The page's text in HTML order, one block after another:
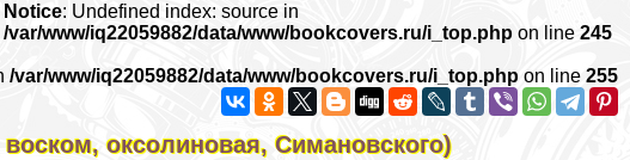
Notice: Undefined index: source in
/var/www/iq22059882/data/www/bookcovers.ru/i_top.php on line245
/var/www/iq22059882/data/www/bookcovers.ru/i_top.php on line 255
оксолиновая, Симановского)